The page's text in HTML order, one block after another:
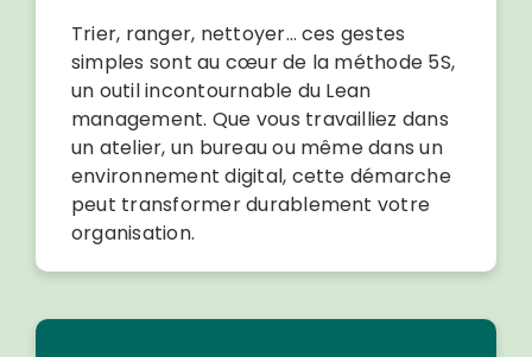
Trier, ranger, nettoyer… ces gestes
simples sont au cœur de la méthode 5S,
un outil incontournable du Lean
management. Que vous travailliez dans
un atelier, un bureau ou même dans un
environnement digital, cette démarche
peut transformer durablement votre
organisation.